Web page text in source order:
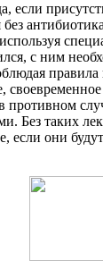
если
с ним
Без таких
если они